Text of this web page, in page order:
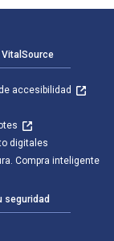
accesibilidad
digitales
Compra inteligente
seguridad